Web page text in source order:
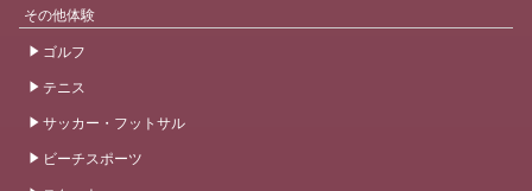
その他体験
ゴルフ
テニス
サッカー・フットサル
ビーチスポーツ